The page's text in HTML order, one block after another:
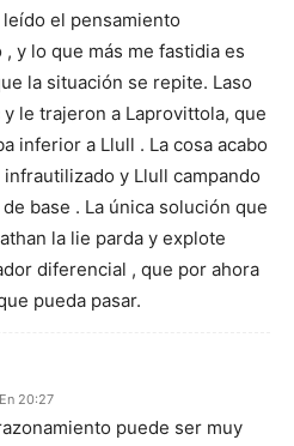
leído el pensamiento
y lo que más me fastidia es
la situación se repite. Laso
le trajeron a Laprovittola, que
inferior a Llull . La cosa acabo
y Llull campando
base . La única solución que
la lie parda y explote
diferencial , que por ahora
pueda pasar.
20:27
puede ser muy